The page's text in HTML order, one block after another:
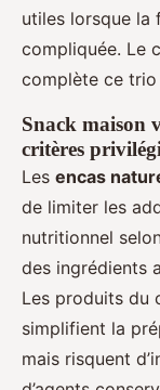
utiles lorsque la
compliquée. Le
complète ce trio
Snack maison
critères
Les encas
de limiter les
nutritionnel
des ingrédients
Les produits du
simplifient la
mais risquent